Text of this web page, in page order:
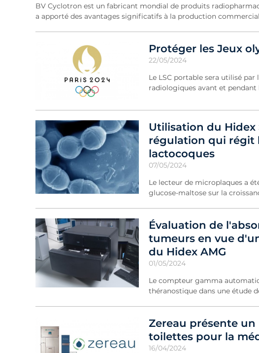
BV Cyclotron est un fabricant mondial de produits
a apporté des avantages significatifs à la production
Protéger les Jeux
22/05/2024
Le LSC portable sera utilisé
radiologiques avant et pendant
Utilisation du Hidex
régulation qui régit
lactocoques
07/05/2024
Le lecteur de microplaques a
glucose-maltose sur la
Évaluation de
tumeurs en vue
du Hidex AMG
01/05/2024
Le compteur gamma
théranostique dans une étude
Zereau présente
toilettes pour la
16/04/2024